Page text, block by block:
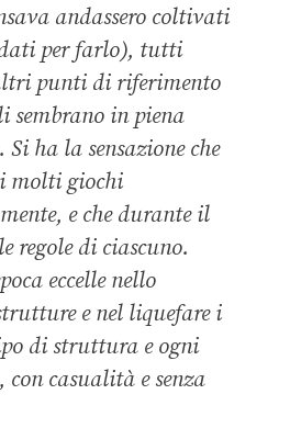
andassero coltivati
per farlo), tutti
punti di riferimento
sembrano in piena
ha la sensazione che
molti giochi
e che durante il
regole di ciascuno.
eccelle nello
e nel liquefare i
di struttura e ogni
casualità e senza